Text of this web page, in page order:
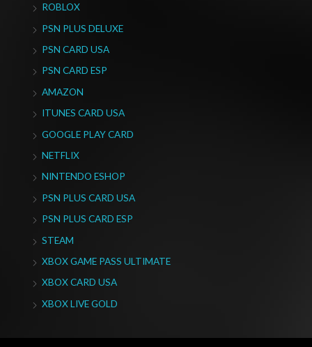
ROBLOX
PSN PLUS DELUXE
PSN CARD USA
PSN CARD ESP
AMAZON
ITUNES CARD USA
GOOGLE PLAY CARD
NETFLIX
NINTENDO ESHOP
PSN PLUS CARD USA
PSN PLUS CARD ESP
STEAM
XBOX GAME PASS ULTIMATE
XBOX CARD USA
XBOX LIVE GOLD